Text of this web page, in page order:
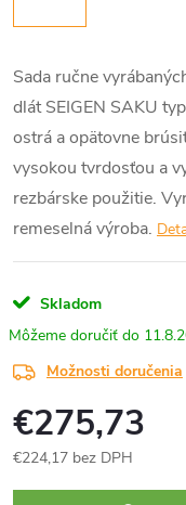
Sada ručne
dlát SEIGEN SAKU
ostrá a opätovne
vysokou tvrdosťou a
rezbárske použitie.
remeselná výroba.
Skladom
Možnosti doručenia
€275,73
€224,17 bez DPH